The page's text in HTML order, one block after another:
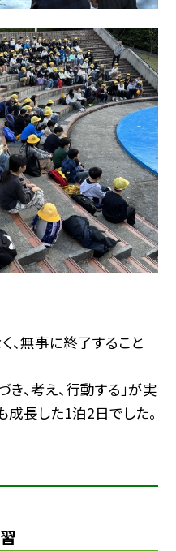
、無事に終了すること
き、考え、行動する」が実
成長した1泊2日でした。